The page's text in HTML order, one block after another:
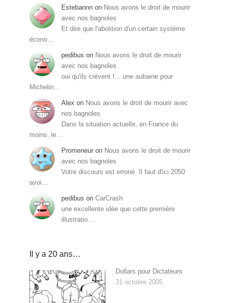
Estebannn on Nous avons le droit de mourir
avec nos bagnoles
Et dire que l'abolition d'un certain système
écono…
pedibus on Nous avons le droit de mourir
avec nos bagnoles
oui qu'ils crèvent !... une aubaine pour
Michelin…
Alex on Nous avons le droit de mourir avec
nos bagnoles
Dans la situation actuelle, en France du
moins, le…
Promeneur on Nous avons le droit de mourir
avec nos bagnoles
Votre discours est erroné. Il faut d'ici 2050
avoi…
pedibus on CarCrash
une excellente idée que cette première
illustratio…
Il y a 20 ans…
Dollars pour Dictateurs
31 octobre 2005